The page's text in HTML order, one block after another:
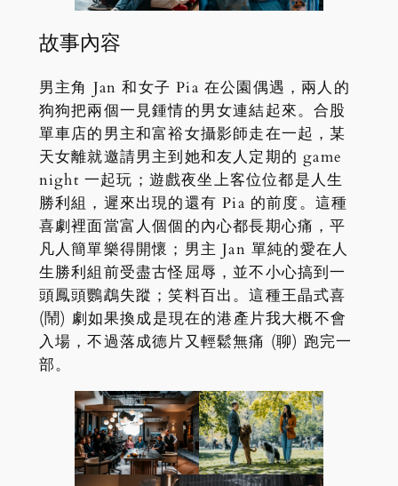
故事內容
男主角 Jan 和女子 Pia 在公園偶遇，兩人的
狗狗把兩個一見鍾情的男女連結起來。合股
單車店的男主和富裕女攝影師走在一起，某
天女離就邀請男主到她和友人定期的 game
night 一起玩；遊戲夜坐上客位位都是人生
勝利組，遲來出現的還有 Pia 的前度。這種
喜劇裡面當富人個個的內心都長期心痛，平
凡人簡單樂得開懷；男主 Jan 單純的愛在人
生勝利組前受盡古怪屈辱，並不小心搞到一
頭鳳頭鸚鵡失蹤；笑料百出。這種王晶式喜
(鬧) 劇如果換成是現在的港產片我大概不會
入場，不過落成德片又輕鬆無痛 (聊) 跑完一
部。